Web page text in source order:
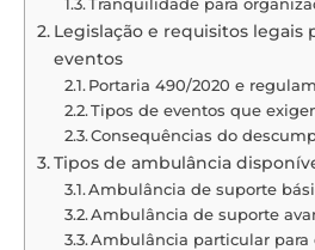
Legislação e requisitos legais
eventos
Portaria 490/2020 e
Tipos de eventos que
Consequências do
Tipos de ambulância
Ambulância de suporte
Ambulância de suporte
Ambulância particular para